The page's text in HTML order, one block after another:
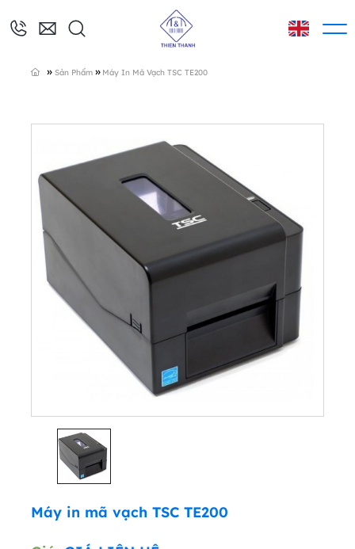
» Sản Phẩm » Máy In Mã Vạch TSC TE200
Máy in mã vạch TSC TE200